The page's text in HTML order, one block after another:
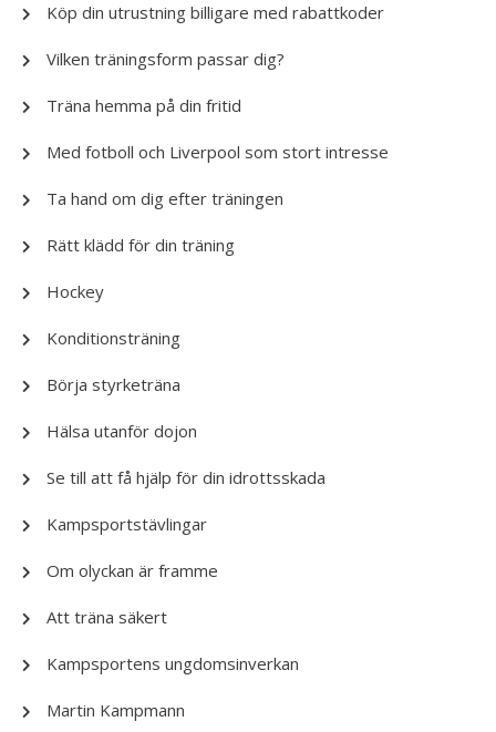
Köp din utrustning billigare med rabattkoder
Vilken träningsform passar dig?
Träna hemma på din fritid
Med fotboll och Liverpool som stort intresse
Ta hand om dig efter träningen
Rätt klädd för din träning
Hockey
Konditionsträning
Börja styrketräna
Hälsa utanför dojon
Se till att få hjälp för din idrottsskada
Kampsportstävlingar
Om olyckan är framme
Att träna säkert
Kampsportens ungdomsinverkan
Martin Kampmann